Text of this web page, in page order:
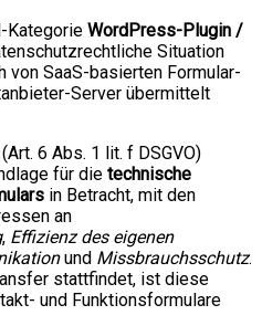
Kategorie WordPress-Plugin /
Situation
SaaS-basierten Formular-
Server übermittelt
(Art. 6 Abs. 1 lit. f DSGVO)
für die technische
in Betracht, mit den
an
, Effizienz des eigenen
und Missbrauchsschutz.
stattfindet, ist diese
und Funktionsformulare